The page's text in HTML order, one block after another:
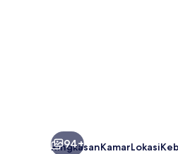
94+
RingkasanKamarLokasi